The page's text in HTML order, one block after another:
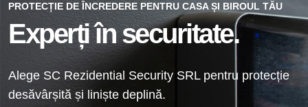
PROTECȚIE DE ÎNCREDERE PENTRU CASA ȘI BIROUL TĂU
Experți în securitate.
Alege SC Rezidential Security SRL pentru protecție
desăvârșită și liniște deplină.